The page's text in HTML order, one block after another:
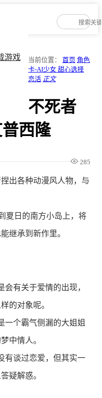
游戏 当前位置： 首页 角色
卡-AI少女 甜心选择
恋活 正文
不死者
西隆
285
出各种动漫风人物，与
夏日的南方小岛上，将
继承到新作里。
有关于爱情的出现，
的对象呢。
一个霸气侧漏的大姐姐
中情人。
有谈过恋爱，但其实一
疑解惑。